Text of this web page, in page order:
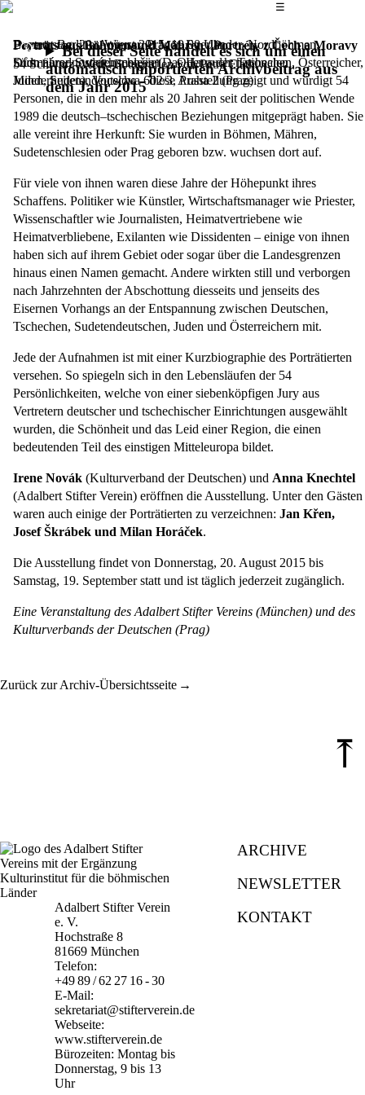
Das
☰
Bei dieser Seite handelt es sich um einen
automatisch importierten Archivbeitrag aus
dem Jahr 2015
Porträts aus Böhmen und Mähren / Portréty z Čech a Moravy
54 Schwarz–Weiß–Fotografien von Petra Flath
Bayern, Berliner, Wiener, Prager, Egerländer, Nordböhmen,
Südmährer, Sudetenschlesier… Oder auch: Tschechen, Österreicher,
Juden, Sudetendeutsche – diese Ausstellung zeigt und würdigt 54
Personen, die in den mehr als 20 Jahren seit der politischen Wende
1989 die deutsch–tschechischen Beziehungen mitgeprägt haben. Sie
alle vereint ihre Herkunft: Sie wurden in Böhmen, Mähren,
Sudetenschlesien oder Prag geboren bzw. wuchsen dort auf.
Für viele von ihnen waren diese Jahre der Höhepunkt ihres
Schaffens. Politiker wie Künstler, Wirtschaftsmanager wie Priester,
Wissenschaftler wie Journalisten, Heimatvertriebene wie
Heimatverbliebene, Exilanten wie Dissidenten – einige von ihnen
haben sich auf ihrem Gebiet oder sogar über die Landesgrenzen
hinaus einen Namen gemacht. Andere wirkten still und verborgen
nach Jahrzehnten der Abschottung diesseits und jenseits des
Eisernen Vorhangs an der Entspannung zwischen Deutschen,
Tschechen, Sudetendeutschen, Juden und Österreichern mit.
Jede der Aufnahmen ist mit einer Kurzbiographie des Porträtierten
versehen. So spiegeln sich in den Lebensläufen der 54
Persönlichkeiten, welche von einer siebenköpfigen Jury aus
Vertretern deutscher und tschechischer Einrichtungen ausgewählt
wurden, die Schönheit und das Leid einer Region, die einen
bedeutenden Teil des einstigen Mitteleuropa bildet.
Irene Novák (Kulturverband der Deutschen) und Anna Knechtel
(Adalbert Stifter Verein) eröffnen die Ausstellung. Unter den Gästen
waren auch einige der Porträtierten zu verzeichnen: Jan Křen,
Josef Škrábek und Milan Horáček.
Die Ausstellung findet von Donnerstag, 20. August 2015 bis
Samstag, 19. September statt und ist täglich jederzeit zugänglich.
Eine Veranstaltung des Adalbert Stifter Vereins (München) und des
Kulturverbands der Deutschen (Prag)
Donnerstag, 20. August 2015,19.00 Uhr
Dům národnostních menšin (Das Haus der nationalen
Minderheiten), Vocelova 602/3, Praha 2 (Prag)
Zurück zur Archiv-Übersichtsseite
⤒
Adalbert Stifter Verein
e. V.
Hochstraße 8
81669 München
Telefon:
+49 89 / 62 27 16 - 30
E-Mail:
sekretariat@stifterverein.de
Webseite:
www.stifterverein.de
Bürozeiten: Montag bis
Donnerstag, 9 bis 13
Uhr
ARCHIVE
NEWSLETTER
KONTAKT